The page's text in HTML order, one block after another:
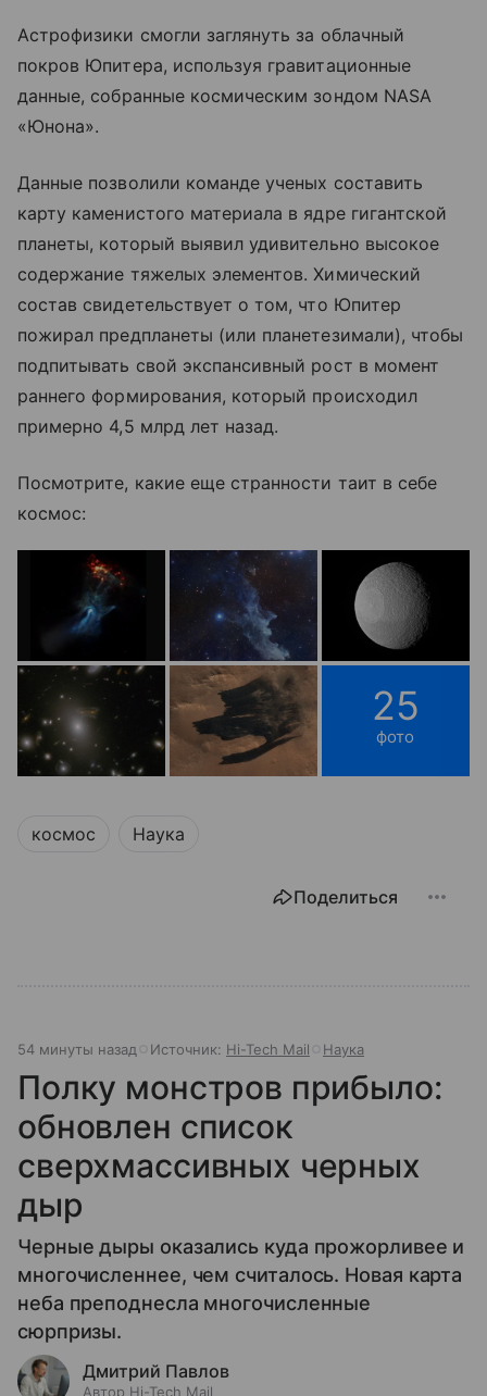
Астрофизики смогли заглянуть за облачный
покров Юпитера, используя гравитационные
данные, собранные космическим зондом NASA
«Юнона».
Данные позволили команде ученых составить
карту каменистого материала в ядре гигантской
планеты, который выявил удивительно высокое
содержание тяжелых элементов. Химический
состав свидетельствует о том, что Юпитер
пожирал предпланеты (или планетезимали), чтобы
подпитывать свой экспансивный рост в момент
раннего формирования, который происходил
примерно 4,5 млрд лет назад.
Посмотрите, какие еще странности таит в себе
космос:
25
фото
космос Наука
Поделиться
54 минуты назад Источник: Hi-Tech Mail Наука
Полку монстров прибыло:
обновлен список
сверхмассивных черных
дыр
Черные дыры оказались куда прожорливее и
многочисленнее, чем считалось. Новая карта
неба преподнесла многочисленные
сюрпризы.
Дмитрий Павлов
Автор Hi-Tech Mail